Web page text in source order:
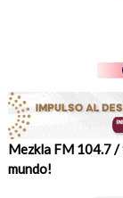
Mezkla FM 104.7 /
mundo!